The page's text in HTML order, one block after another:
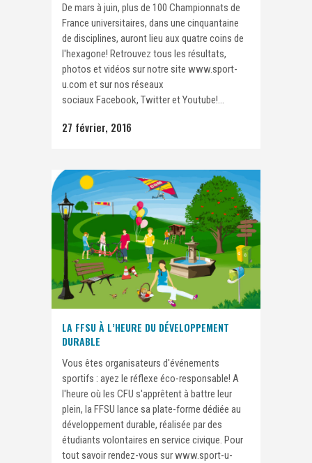
De mars à juin, plus de 100 Championnats de
France universitaires, dans une cinquantaine
de disciplines, auront lieu aux quatre coins de
l'hexagone! Retrouvez tous les résultats,
photos et vidéos sur notre site www.sport-
u.com et sur nos réseaux
sociaux Facebook, Twitter et Youtube!...
27 février, 2016
LA FFSU À L’HEURE DU DÉVELOPPEMENT
DURABLE
Vous êtes organisateurs d'événements
sportifs : ayez le réflexe éco-responsable! A
l'heure où les CFU s'apprêtent à battre leur
plein, la FFSU lance sa plate-forme dédiée au
développement durable, réalisée par des
étudiants volontaires en service civique. Pour
tout savoir rendez-vous sur www.sport-u-